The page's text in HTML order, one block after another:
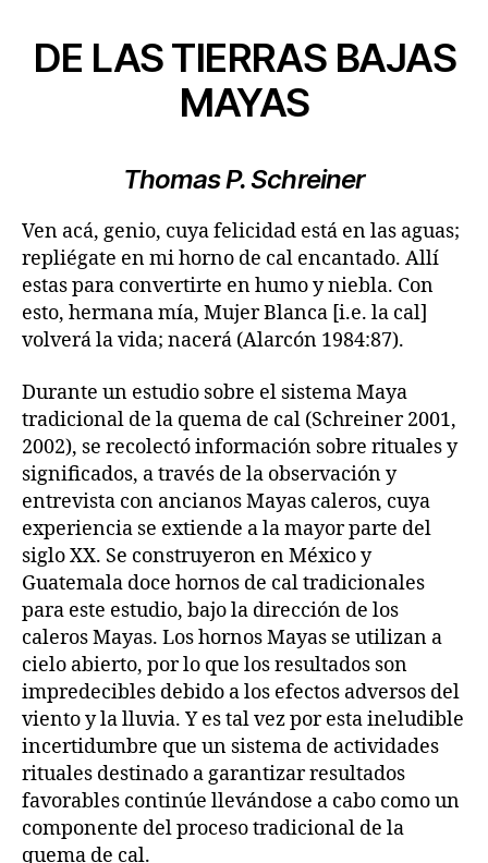
DE LAS TIERRAS BAJAS
MAYAS
Thomas P. Schreiner
Ven acá, genio, cuya felicidad está en las aguas;
repliégate en mi horno de cal encantado. Allí
estas para convertirte en humo y niebla. Con
esto, hermana mía, Mujer Blanca [i.e. la cal]
volverá la vida; nacerá (Alarcón 1984:87).
Durante un estudio sobre el sistema Maya
tradicional de la quema de cal (Schreiner 2001,
2002), se recolectó información sobre rituales y
significados, a través de la observación y
entrevista con ancianos Mayas caleros, cuya
experiencia se extiende a la mayor parte del
siglo XX. Se construyeron en México y
Guatemala doce hornos de cal tradicionales
para este estudio, bajo la dirección de los
caleros Mayas. Los hornos Mayas se utilizan a
cielo abierto, por lo que los resultados son
impredecibles debido a los efectos adversos del
viento y la lluvia. Y es tal vez por esta ineludible
incertidumbre que un sistema de actividades
rituales destinado a garantizar resultados
favorables continúe llevándose a cabo como un
componente del proceso tradicional de la
quema de cal.